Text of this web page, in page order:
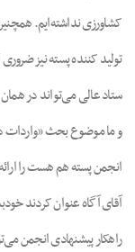
کشاورزی نداشته‌ایم.
تولید کننده پسته نیز
ستاد عالی می‌تواند در
انجمن پسته هم هست را
آقای آگاه عنوان کردند